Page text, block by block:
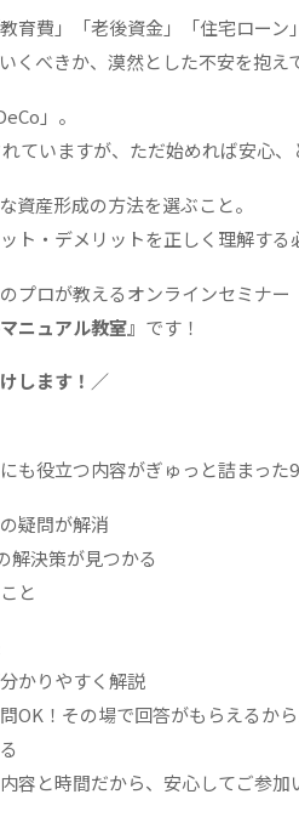
育費」「老後資金」「住宅ローン
くべきか、漠然とした不安を抱え
」。
ていますが、ただ始めれば安心、
資産形成の方法を選ぶこと。
ト・デメリットを正しく理解する
プロが教えるオンラインセミナー
ニュアル教室』 です！
します！／
も役立つ内容がぎゅっと詰まった
疑問が解消
解決策が見つかる
と
かりやすく解説
OK！その場で回答がもらえるから
容と時間だから、安心してご参加